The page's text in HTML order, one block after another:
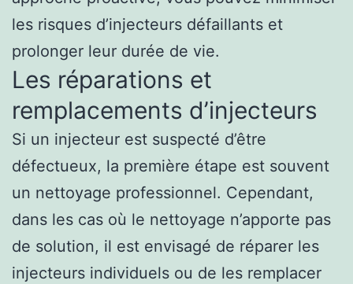
les risques d’injecteurs défaillants et
prolonger leur durée de vie.
Les réparations et
remplacements d’injecteurs
Si un injecteur est suspecté d’être
défectueux, la première étape est souvent
un nettoyage professionnel. Cependant,
dans les cas où le nettoyage n’apporte pas
de solution, il est envisagé de réparer les
injecteurs individuels ou de les remplacer